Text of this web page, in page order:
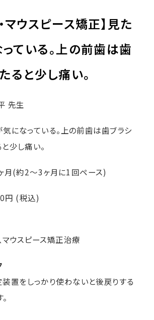
マウスピース矯正】見た
ている。上の前歯は歯
ると少し痛い。
先生
になっている。上の前歯は歯ブラシ
少し痛い。
月(約2～3ヶ月に1回ペース)
円 (税込)
マウスピース矯正治療
置をしっかり使わないと後戻りする